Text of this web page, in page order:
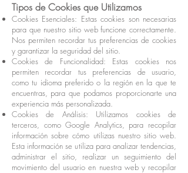
Tipos de Cookies que Utilizamos
Cookies Esenciales: Estas cookies son necesarias
para que nuestro sitio web funcione correctamente.
Nos permiten recordar tus preferencias de cookies
y garantizar la seguridad del sitio.
Cookies de Funcionalidad: Estas cookies nos
permiten recordar tus preferencias de usuario,
como tu idioma preferido o la región en la que te
encuentras, para que podamos proporcionarte una
experiencia más personalizada.
Cookies de Análisis: Utilizamos cookies de
terceros, como Google Analytics, para recopilar
información sobre cómo utilizas nuestro sitio web.
Esta información se utiliza para analizar tendencias,
administrar el sitio, realizar un seguimiento del
movimiento del usuario en nuestra web y recopilar